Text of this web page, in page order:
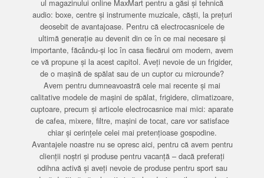
ul magazinului online MaxMart pentru a găsi și tehnică
audio: boxe, centre și instrumente muzicale, căști, la prețuri
deosebit de avantajoase. Pentru că electrocasnicele de
ultimă generație au devenit din ce în ce mai necesare și
importante, făcându-și loc în casa fiecărui om modern, avem
ce vă propune și la acest capitol. Aveți nevoie de un frigider,
de o mașină de spălat sau de un cuptor cu microunde?
Avem pentru dumneavoastră cele mai recente și mai
calitative modele de mașini de spălat, frigidere, climatizoare,
cuptoare, precum și articole electrocasnice mai mici: aparate
de cafea, mixere, filtre, mașini de tocat, care vor satisface
chiar și cerințele celei mai pretențioase gospodine.
Avantajele noastre nu se opresc aici, pentru că avem pentru
clienții noștri și produse pentru vacanță – dacă preferați
odihna activă și aveți nevoie de produse pentru sport sau